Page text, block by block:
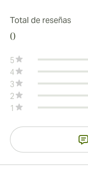
Total de reseñas
0
5
4
3
2
1